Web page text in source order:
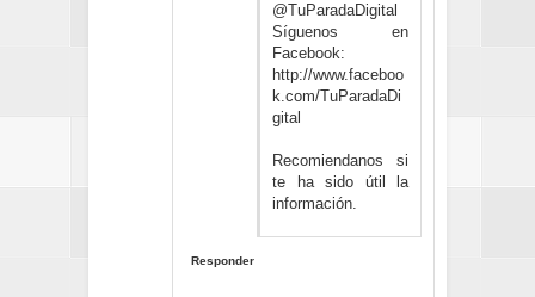
@TuParadaDigital
Síguenos en
Facebook:
http://www.faceboo
k.com/TuParadaDi
gital
Recomiendanos si
te ha sido útil la
información.
Responder